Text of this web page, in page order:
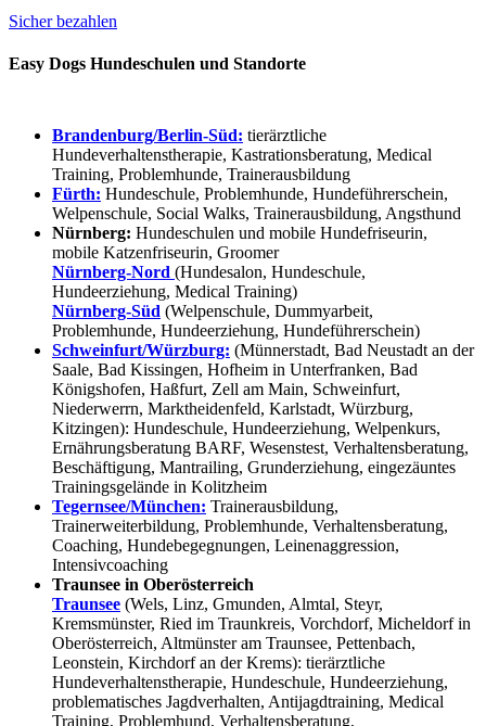
Sicher bezahlen
Easy Dogs Hundeschulen und Standorte
Brandenburg/Berlin-Süd: tierärztliche
Hundeverhaltenstherapie, Kastrationsberatung, Medical
Training, Problemhunde, Trainerausbildung
Fürth: Hundeschule, Problemhunde, Hundeführerschein,
Welpenschule, Social Walks, Trainerausbildung, Angsthund
Nürnberg: Hundeschulen und mobile Hundefriseurin,
mobile Katzenfriseurin, Groomer
Nürnberg-Nord (Hundesalon, Hundeschule,
Hundeerziehung, Medical Training)
Nürnberg-Süd (Welpenschule, Dummyarbeit,
Problemhunde, Hundeerziehung, Hundeführerschein)
Schweinfurt/Würzburg: (Münnerstadt, Bad Neustadt an der
Saale, Bad Kissingen, Hofheim in Unterfranken, Bad
Königshofen, Haßfurt, Zell am Main, Schweinfurt,
Niederwerrn, Marktheidenfeld, Karlstadt, Würzburg,
Kitzingen): Hundeschule, Hundeerziehung, Welpenkurs,
Ernährungsberatung BARF, Wesenstest, Verhaltensberatung,
Beschäftigung, Mantrailing, Grunderziehung, eingezäuntes
Trainingsgelände in Kolitzheim
Tegernsee/München: Trainerausbildung,
Trainerweiterbildung, Problemhunde, Verhaltensberatung,
Coaching, Hundebegegnungen, Leinenaggression,
Intensivcoaching
Traunsee in Oberösterreich
Traunsee (Wels, Linz, Gmunden, Almtal, Steyr,
Kremsmünster, Ried im Traunkreis, Vorchdorf, Micheldorf in
Oberösterreich, Altmünster am Traunsee, Pettenbach,
Leonstein, Kirchdorf an der Krems): tierärztliche
Hundeverhaltenstherapie, Hundeschule, Hundeerziehung,
problematisches Jagdverhalten, Antijagdtraining, Medical
Training, Problemhund, Verhaltensberatung,